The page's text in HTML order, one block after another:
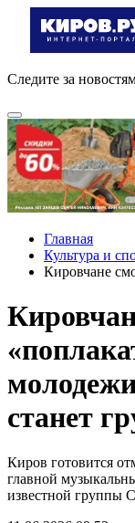
Следите за
Главная
Культура и
Кировчане
станет
Киров готовится
главной
известной группы